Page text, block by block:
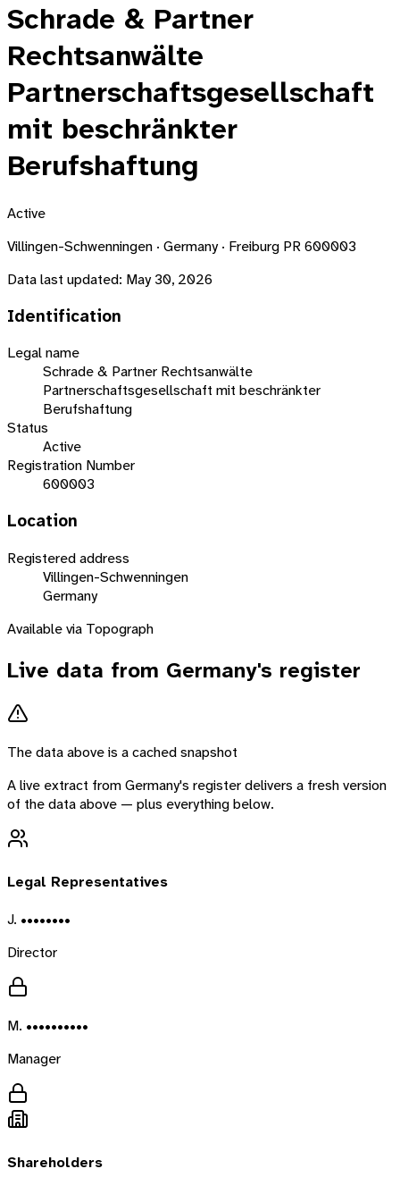
Schrade & Partner
Rechtsanwälte
Partnerschaftsgesellschaft
mit beschränkter
Berufshaftung
Active
Villingen-Schwenningen · Germany · Freiburg PR 600003
Data last updated: May 30, 2026
Identification
Legal name
Schrade & Partner Rechtsanwälte
Partnerschaftsgesellschaft mit beschränkter
Berufshaftung
Status
Active
Registration Number
600003
Location
Registered address
Villingen-Schwenningen
Germany
Available via Topograph
Live data from Germany's register
The data above is a cached snapshot
A live extract fromGermany's register delivers a fresh version
of the data above — plus everything below.
Legal Representatives
J. ••••••••
Director
M. ••••••••••
Manager
Shareholders